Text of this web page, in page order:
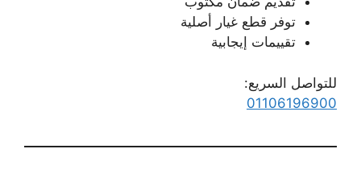
توفر قطع غيار أصلية
تقييمات إيجابية
للتواصل السريع:
01106196900